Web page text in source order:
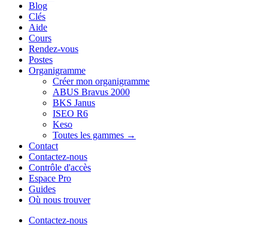
Blog
Clés
Aide
Cours
Rendez-vous
Postes
Organigramme
Créer mon organigramme
ABUS Bravus 2000
BKS Janus
ISEO R6
Keso
Toutes les gammes →
Contact
Contactez-nous
Contrôle d'accès
Espace Pro
Guides
Où nous trouver
Contactez-nous